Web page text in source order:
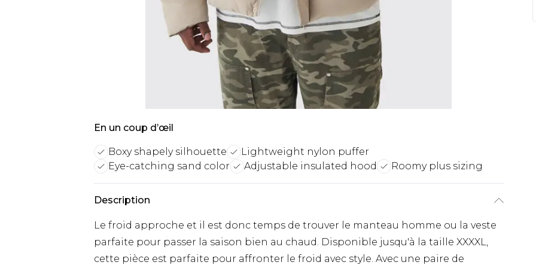
En un coup d’œil
Boxy shapely silhouette
Lightweight nylon puffer
Eye-catching sand color
Adjustable insulated hood Roomy plus sizing
Description
Le froid approche et il est donc temps de trouver le manteau homme ou la veste
parfaite pour passer la saison bien au chaud. Disponible jusqu'à la taille XXXXL,
cette pièce est parfaite pour affronter le froid avec style. Avec une paire de